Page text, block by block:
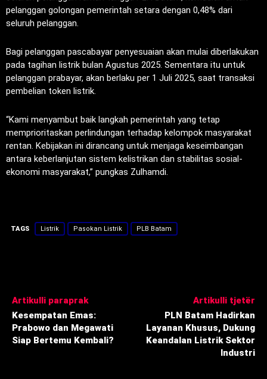
pelanggan golongan pemerintah setara dengan 0,48% dari
seluruh pelanggan.
Bagi pelanggan pascabayar penyesuaian akan mulai diberlakukan
pada tagihan listrik bulan Agustus 2025. Sementara itu untuk
pelanggan prabayar, akan berlaku per 1 Juli 2025, saat transaksi
pembelian token listrik.
“Kami menyambut baik langkah pemerintah yang tetap
memprioritaskan perlindungan terhadap kelompok masyarakat
rentan. Kebijakan ini dirancang untuk menjaga keseimbangan
antara keberlanjutan sistem kelistrikan dan stabilitas sosial-
ekonomi masyarakat,” pungkas Zulhamdi.
TAGS Listrik Pasokan Listrik PLB Batam
Artikulli paraprak
Kesempatan Emas:
Prabowo dan Megawati
Siap Bertemu Kembali?
Artikulli tjetër
PLN Batam Hadirkan
Layanan Khusus, Dukung
Keandalan Listrik Sektor
Industri